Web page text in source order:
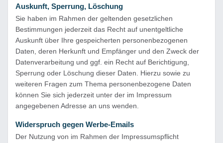
Auskunft, Sperrung, Löschung
Sie haben im Rahmen der geltenden gesetzlichen
Bestimmungen jederzeit das Recht auf unentgeltliche
Auskunft über Ihre gespeicherten personenbezogenen
Daten, deren Herkunft und Empfänger und den Zweck der
Datenverarbeitung und ggf. ein Recht auf Berichtigung,
Sperrung oder Löschung dieser Daten. Hierzu sowie zu
weiteren Fragen zum Thema personenbezogene Daten
können Sie sich jederzeit unter der im Impressum
angegebenen Adresse an uns wenden.
Widerspruch gegen Werbe-Emails
Der Nutzung von im Rahmen der Impressumspflicht